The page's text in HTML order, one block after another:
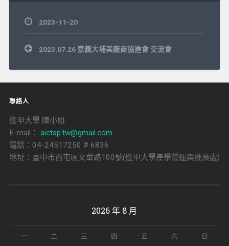
2023-11-20
文
章
覽
2023.07.26 嘉義大埔美廠商協進會 交流會
聯絡人
逢甲大學 陳小姐
E-mail： aictsp.tw@gmail.com
電話：04-24517250 # 6836
地址：臺中市西屯區文華路100號(逢甲大學產學營運與推廣處)
2026 年 8 月
一 二 三 四 五 六 日